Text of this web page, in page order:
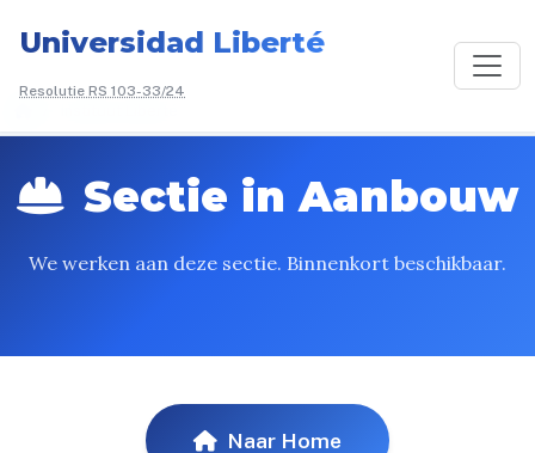
Universidad Liberté
Resolutie RS 103-33/24
Sectie in Aanbouw
We werken aan deze sectie. Binnenkort beschikbaar.
Naar Home